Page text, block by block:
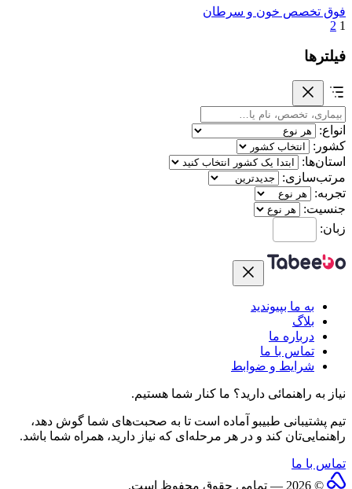
فوق تخصص خون و سرطان
1
2
فیلترها
انواع:
کشور:
استان‌ها:
مرتب‌سازی:
تجربه:
جنسیت:
زبان:
به ما بپیوندید
بلاگ
درباره ما
تماس با ما
شرایط و ضوابط
نیاز به راهنمائی دارید؟ ما کنار شما هستیم.
تیم پشتیبانی طبیبو آماده است تا به صحبت‌های شما گوش دهد،
راهنمایی‌تان کند و در هر مرحله‌ای که نیاز دارید، همراه شما باشد.
تماس با ما
© 2026 — تمامی حقوق محفوظ است.